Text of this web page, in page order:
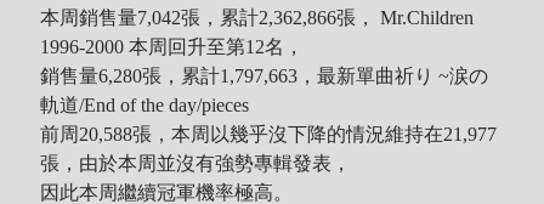
本周銷售量7,042張，累計2,362,866張， Mr.Children
1996-2000 本周回升至第12名，
銷售量6,280張，累計1,797,663，最新單曲祈り ~涙の
軌道/End of the day/pieces
前周20,588張，本周以幾乎沒下降的情況維持在21,977
張，由於本周並沒有強勢專輯發表，
因此本周繼續冠軍機率極高。